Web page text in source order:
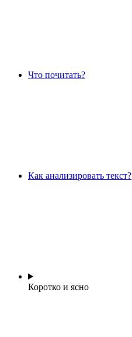
Что почитать?
Как анализировать текст?
Коротко и ясно